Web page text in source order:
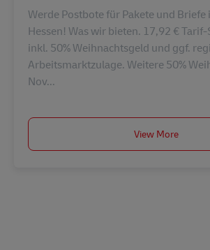
Werde Postbote für Pakete und Briefe
Hessen! Was wir bieten. 17,92 €
inkl. 50% Weihnachtsgeld und ggf.
Arbeitsmarktzulage. Weitere 50%
Nov...
View More